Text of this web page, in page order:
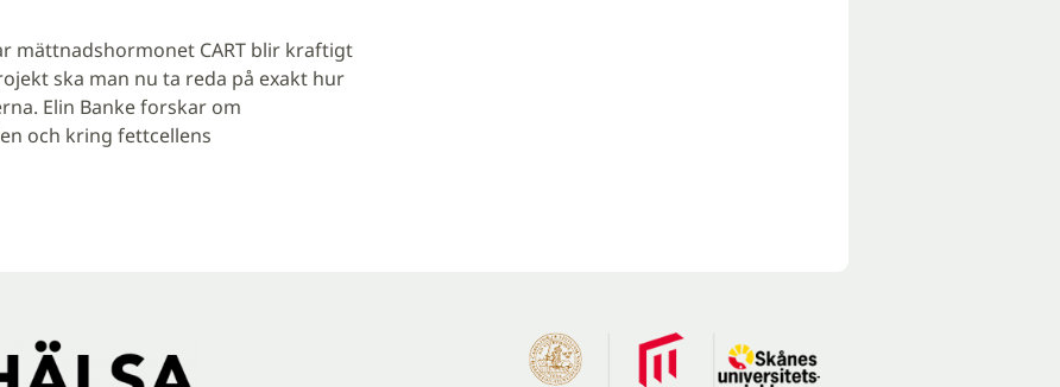
mättnadshormonet CART blir kraftigt
ska man nu ta reda på exakt hur
Elin Banke forskar om
och kring fettcellens